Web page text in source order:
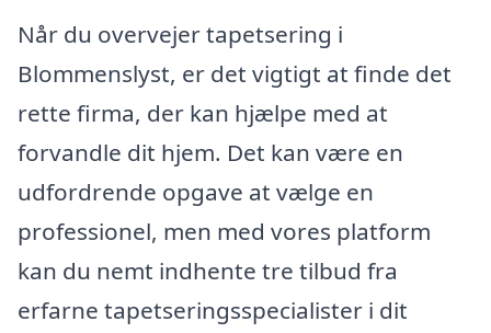
Når du overvejer tapetsering i
Blommenslyst, er det vigtigt at finde det
rette firma, der kan hjælpe med at
forvandle dit hjem. Det kan være en
udfordrende opgave at vælge en
professionel, men med vores platform
kan du nemt indhente tre tilbud fra
erfarne tapetseringsspecialister i dit